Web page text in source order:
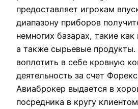
предоставляет игрокам
диапазону приборов
немногих базарах, такие
а также сырьевые продукты.
воплотить в себе кровную
деятельность за счет
Авиаброкер выдается в
посредника в кругу